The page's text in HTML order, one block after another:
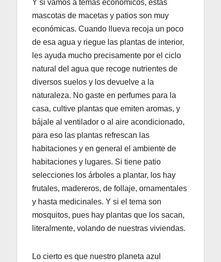
Y si vamos a temas económicos, estas
mascotas de macetas y patios son muy
económicas. Cuando llueva recoja un poco
de esa agua y riegue las plantas de interior,
les ayuda mucho precisamente por el ciclo
natural del agua que recoge nutrientes de
diversos suelos y los devuelve a la
naturaleza. No gaste en perfumes para la
casa, cultive plantas que emiten aromas, y
bájale al ventilador o al aire acondicionado,
para eso las plantas refrescan las
habitaciones y en general el ambiente de
habitaciones y lugares. Si tiene patio
selecciones los árboles a plantar, los hay
frutales, madereros, de follaje, ornamentales
y hasta medicinales. Y si el tema son
mosquitos, pues hay plantas que los sacan,
literalmente, volando de nuestras viviendas.
Lo cierto es que nuestro planeta azul